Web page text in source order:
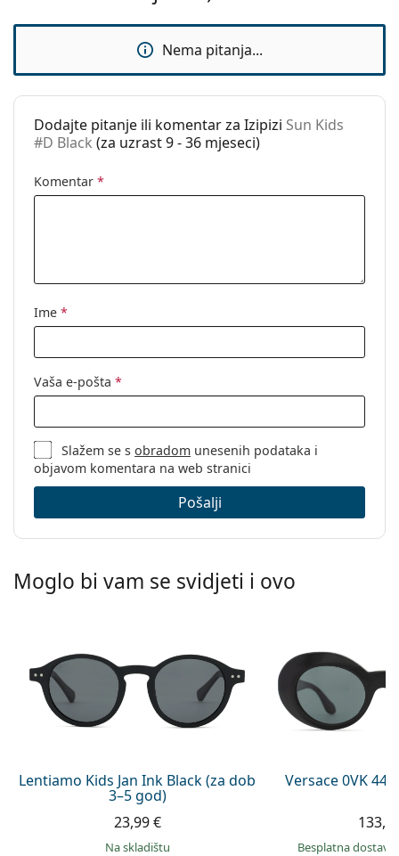
Marka:
Izipizi
Moda
recept:
Da
Nema pitanja...
Dodajte pitanje ili komentar za Izipizi Sun Kids
#D Black (za uzrast 9 - 36 mjeseci)
Komentar *
Ime *
Vaša e-pošta *
Slažem se sobradom unesenih podataka i
objavom komentara na web stranici
Pošalji
Moglo bi vam se svidjeti i ovo
Lentiamo Kids Jan Ink Black (za dob
3–5 god)
23,99 €
na skladištu
Versace 0VK
Besplatna dostava